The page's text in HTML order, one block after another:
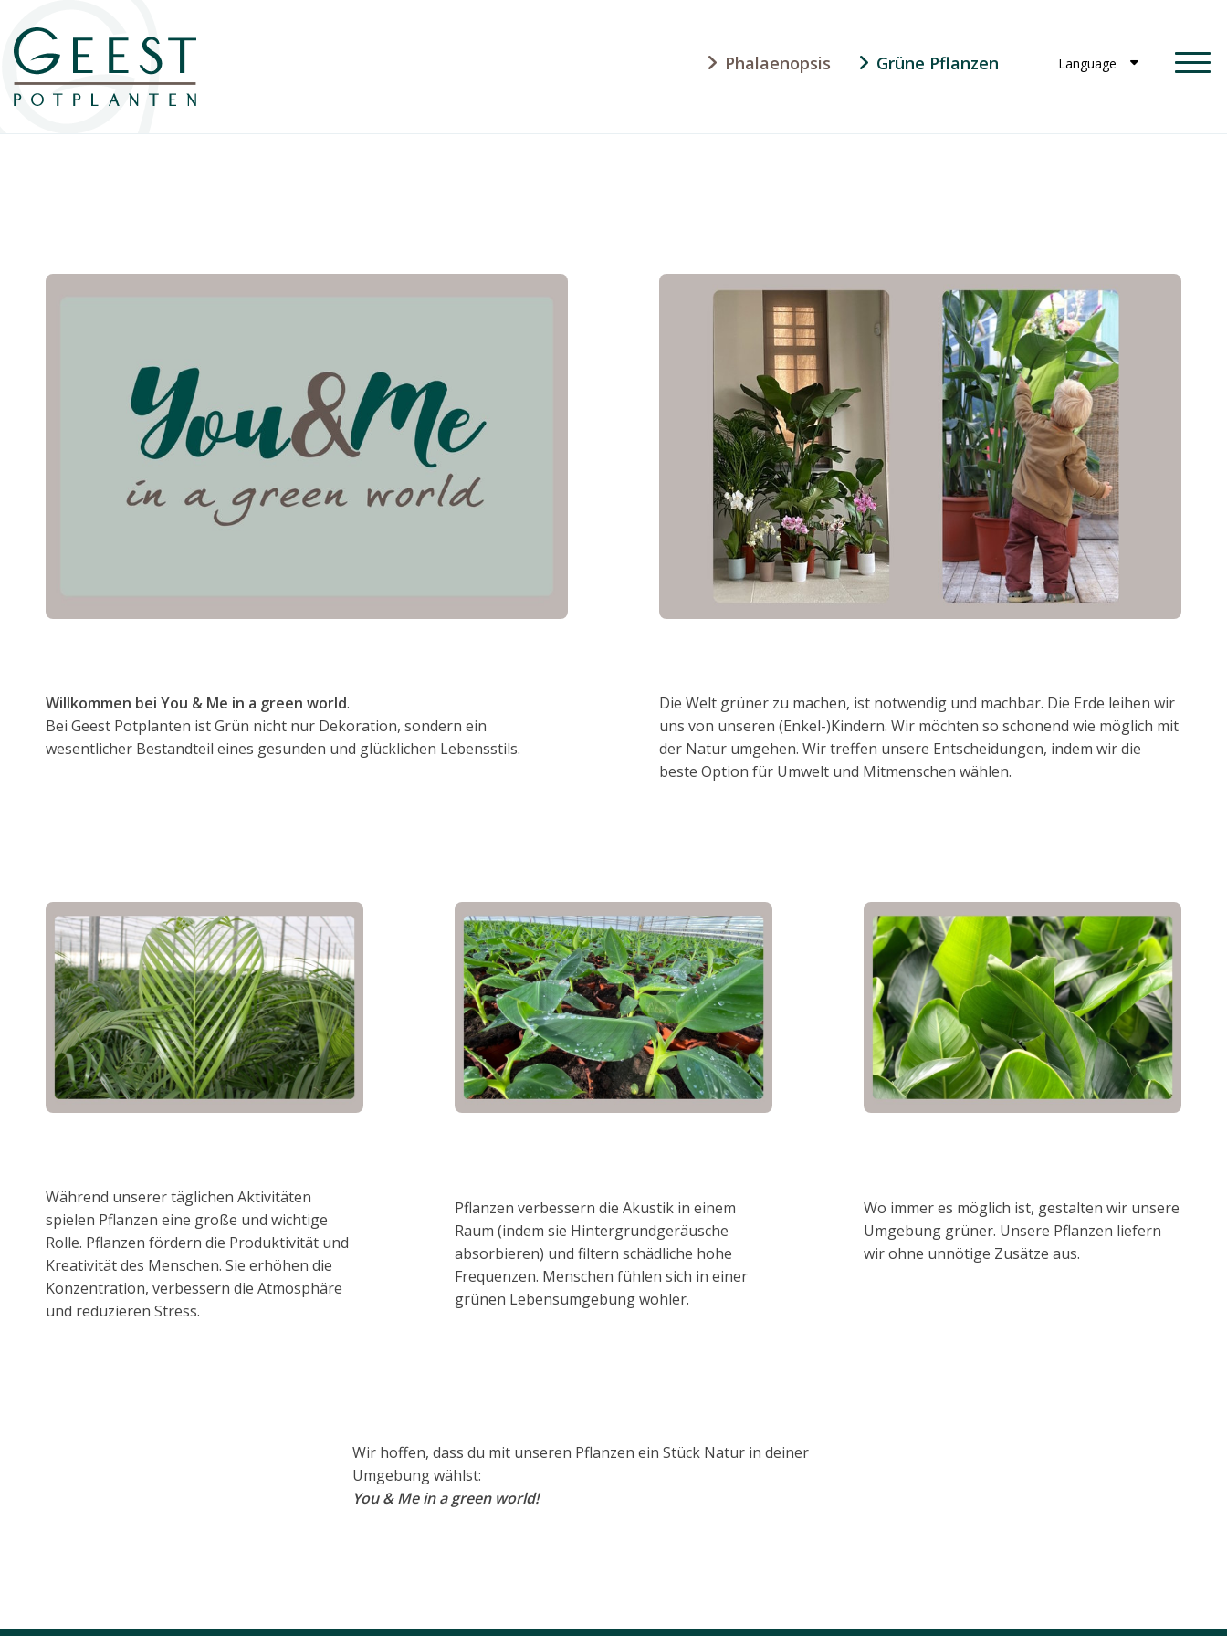
Phalaenopsis Grüne Pflanzen Language
Willkommen bei You & Me in a green world.
Bei Geest Potplanten ist Grün nicht nur Dekoration, sondern ein
wesentlicher Bestandteil eines gesunden und glücklichen Lebensstils.
Die Welt grüner zu machen, ist notwendig und machbar. Die Erde leihen wir
uns von unseren (Enkel-)Kindern. Wir möchten so schonend wie möglich mit
der Natur umgehen. Wir treffen unsere Entscheidungen, indem wir die
beste Option für Umwelt und Mitmenschen wählen.
Während unserer täglichen Aktivitäten
spielen Pflanzen eine große und wichtige
Rolle. Pflanzen fördern die Produktivität und
Kreativität des Menschen. Sie erhöhen die
Konzentration, verbessern die Atmosphäre
und reduzieren Stress.
Pflanzen verbessern die Akustik in einem
Raum (indem sie Hintergrundgeräusche
absorbieren) und filtern schädliche hohe
Frequenzen. Menschen fühlen sich in einer
grünen Lebensumgebung wohler.
Wo immer es möglich ist, gestalten wir unsere
Umgebung grüner. Unsere Pflanzen liefern
wir ohne unnötige Zusätze aus.
Wir hoffen, dass du mit unseren Pflanzen ein Stück Natur in deiner
Umgebung wählst:
You & Me in a green world!